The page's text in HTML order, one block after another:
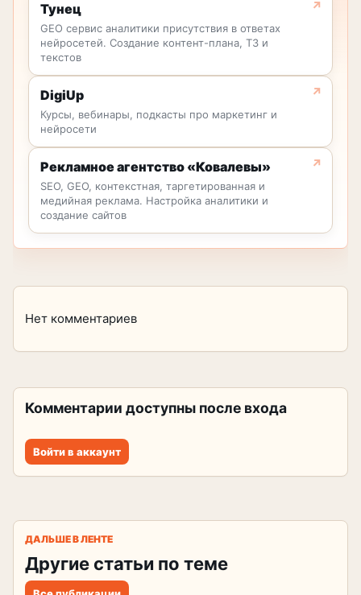
Тунец
GEO сервис аналитики присутствия в ответах
нейросетей. Создание контент-плана, ТЗ и
текстов
DigiUp
Курсы, вебинары, подкасты про маркетинг и
нейросети
Рекламное агентство «Ковалевы»
SEO, GEO, контекстная, таргетированная и
медийная реклама. Настройка аналитики и
создание сайтов
Нет комментариев
Комментарии доступны после входа
Войти в аккаунт
ДАЛЬШЕ В ЛЕНТЕ
Другие статьи по теме